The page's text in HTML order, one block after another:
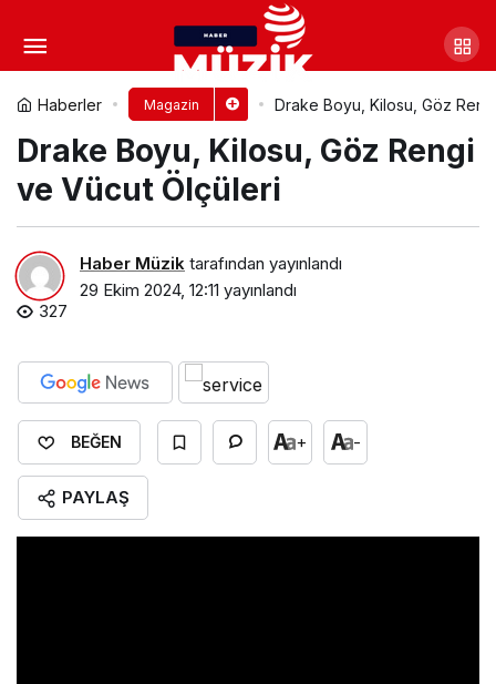
Haberler Magazin Drake Boyu, Kilosu, Göz
Drake Boyu, Kilosu, Göz Rengi
ve Vücut Ölçüleri
Haber Müzik tarafından yayınlandı
29 Ekim 2024, 12:11 yayınlandı
327
BEĞEN + -
PAYLAŞ
Madonna Kimdir? Madonna
GençliğiYorum Yap